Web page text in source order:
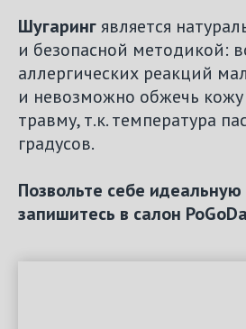
Шугарингявляется
и безопасной методикой:
аллергических реакций
и невозможно обжечь
травму, т.к. температура
градусов.
Позвольте себе идеальную
запишитесь в салон